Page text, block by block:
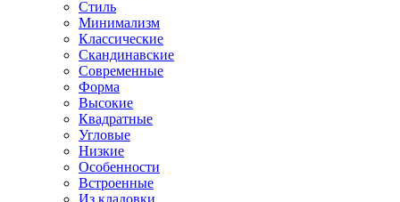
Стиль
Минимализм
Классические
Скандинавские
Современные
Форма
Высокие
Квадратные
Угловые
Низкие
Особенности
Встроенные
Из кладовки